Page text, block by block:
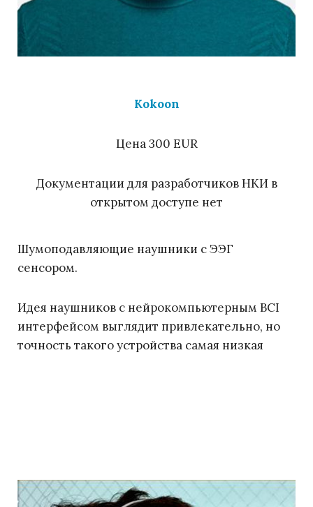
Kokoon
Цена 300 EUR
Документации для разработчиков НКИ в
открытом доступе нет
Шумоподавляющие наушники с ЭЭГ
сенсором.
Идея наушников с нейрокомпьютерным BCI
интерфейсом выглядит привлекательно, но
точность такого устройства самая низкая